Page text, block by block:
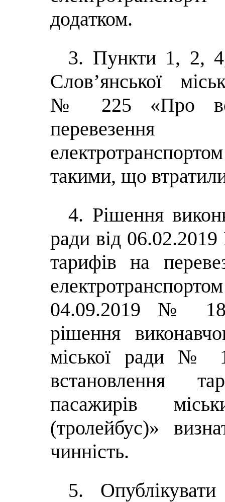
додатком.
3. Пункти 1, 2,
Слов’янської
№ 225 «Про
перевезення
такими, що
4. Рішення
ради від
тарифів на
04.09.2019 №
рішення
міської ради №
встановлення
пасажирів
(тролейбус)»
чинність.
5.